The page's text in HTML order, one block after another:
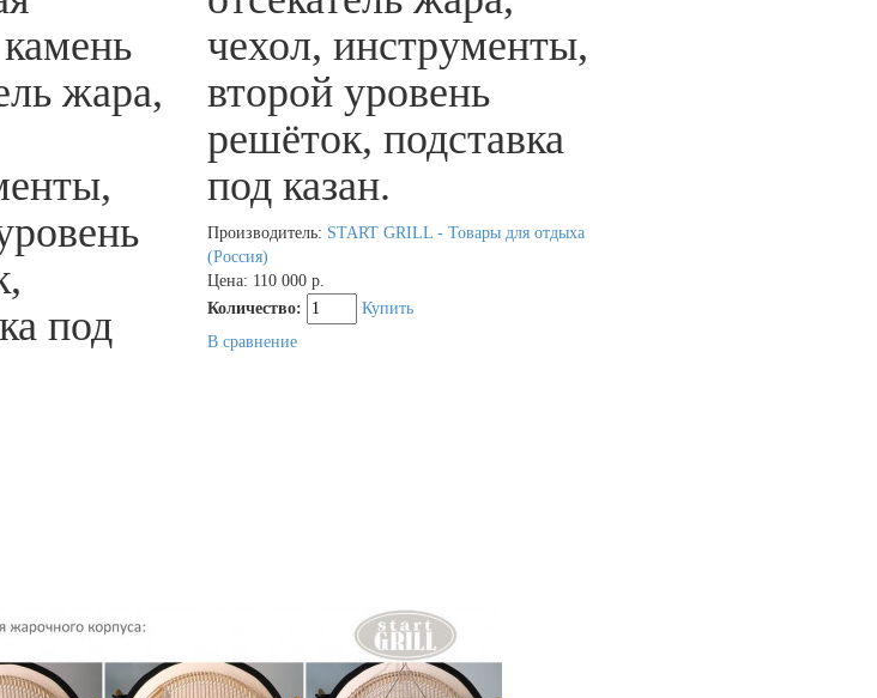
жара,
под
чехол, инструменты,
второй уровень
решёток, подставка
под казан.
Производитель: START GRILL - Товары для отдыха
(Россия)
Цена: 110 000 р.
Количество:
Купить
В сравнение